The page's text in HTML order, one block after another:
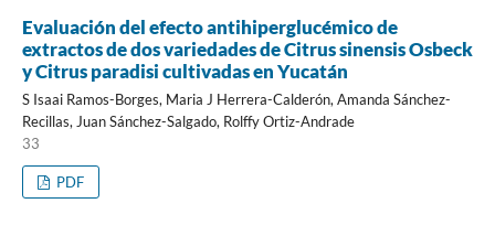
Evaluación del efecto antihiperglucémico de
extractos de dos variedades de Citrus sinensis Osbeck
y Citrus paradisi cultivadas en Yucatán
S Isaai Ramos-Borges, Maria J Herrera-Calderón, Amanda Sánchez-
Recillas, Juan Sánchez-Salgado, Rolffy Ortiz-Andrade
33
PDF